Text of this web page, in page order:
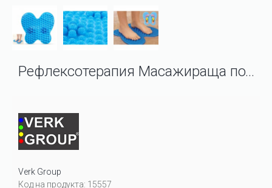
Рефлексотерапия Масажираща подложка за крака
Verk Group
Код на продукта: 15557